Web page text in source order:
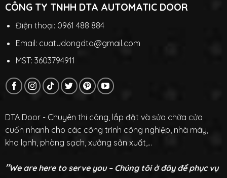
CÔNG TY TNHH DTA AUTOMATIC DOOR
Điện thoại: 0961 488 884
Email: cuatudongdta@gmail.com
MST: 3603794911
DTA Door - Chuyên thi công, lắp đặt và sửa chữa cửa
cuốn nhanh cho các công trình công nghiệp, nhà máy,
kho lạnh, phòng sạch, xưởng sản xuất,...
"We are here to serve you – Chúng tôi ở đây để phục vụ